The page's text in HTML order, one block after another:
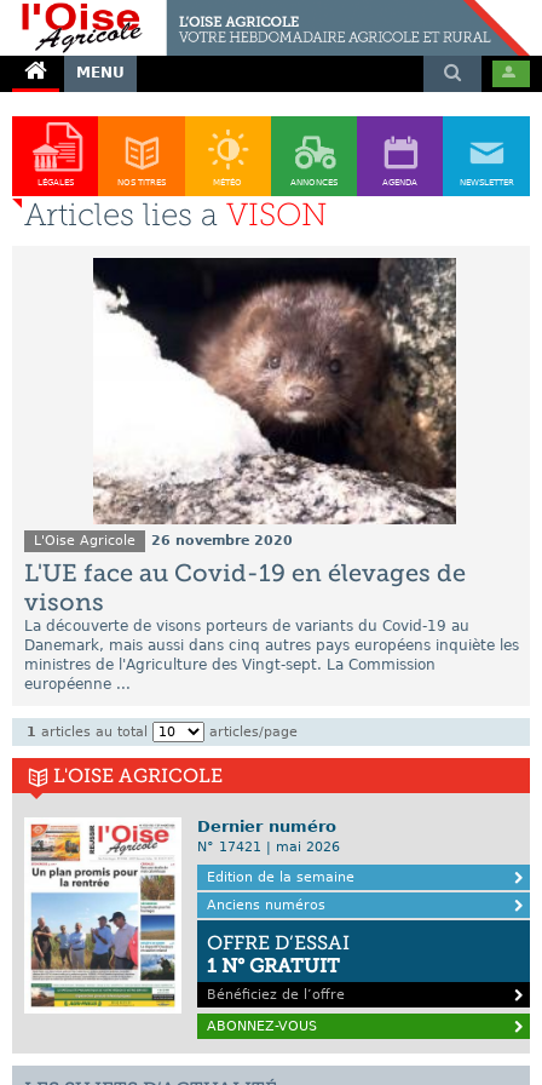
MENU
LÉGALES NOS TITRES MÉTÉO ANNONCES AGENDA NEWSLETTER
Articles lies a VISON
L'Oise Agricole 26 novembre 2020
L'UE face au Covid-19 en élevages de
visons
La découverte de visons porteurs de variants du Covid-19 au
Danemark, mais aussi dans cinq autres pays européens inquiète les
ministres de l'Agriculture des Vingt-sept. La Commission
européenne ...
1 articles au total articles/page
L'OISE AGRICOLE
Dernier numéro
N° 17421 | mai 2026
Edition de la semaine
Anciens numéros
OFFRE D’ESSAI
1 N° GRATUIT
Bénéficiez de l’offre
ABONNEZ-VOUS